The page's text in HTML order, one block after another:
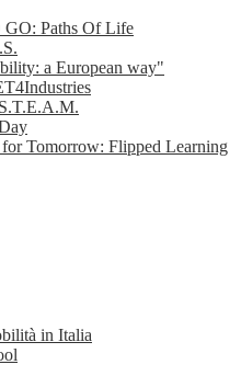
Paths Of Life
a European way"
for Tomorrow: Flipped Learning
in Italia